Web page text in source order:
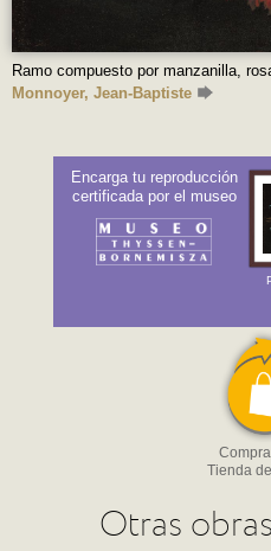
Ramo compuesto por manzanilla,
Monnoyer, Jean-Baptiste
Encarga tu reproducción
certificada por el museo
Tienda
Otras